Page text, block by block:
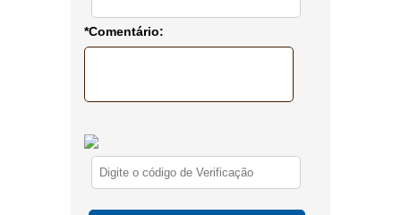
*Comentário: